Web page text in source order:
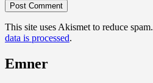
This site uses Akismet to reduce spam.
data is processed.
Emner